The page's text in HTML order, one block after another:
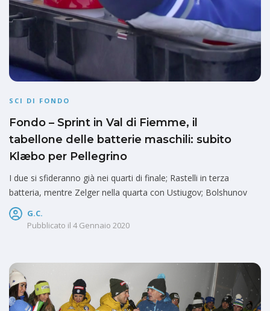
SCI DI FONDO
Fondo – Sprint in Val di Fiemme, il
tabellone delle batterie maschili: subito
Klæbo per Pellegrino
I due si sfideranno già nei quarti di finale; Rastelli in terza
batteria, mentre Zelger nella quarta con Ustiugov; Bolshunov
G.C.
Pubblicato il 4 Gennaio 2020